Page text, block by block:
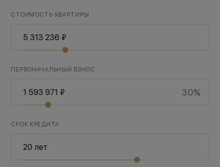
СТОИМОСТЬ КВАРТИРЫ
ПЕРВОНАЧАЛЬНЫЙ ВЗНОС
30%
СРОК КРЕДИТА